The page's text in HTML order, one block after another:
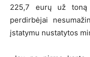
225,7 eurų už
perdirbėjai
įstatymu nustatytos